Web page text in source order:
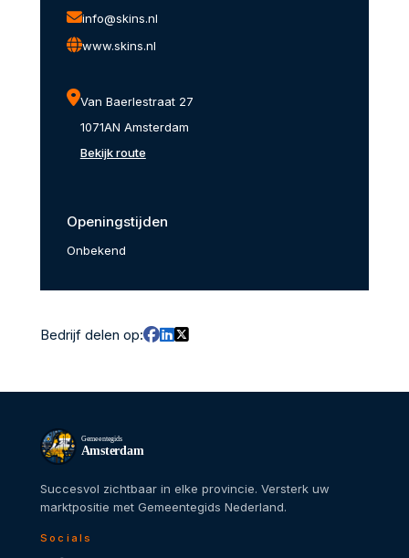
info@skins.nl
www.skins.nl
Van Baerlestraat 27
1071AN Amsterdam
Bekijk route
Openingstijden
Onbekend
Bedrijf delen op:
Gemeentegids
Amsterdam
Succesvol zichtbaar in elke provincie. Versterk uw
marktpositie met Gemeentegids Nederland.
Socials